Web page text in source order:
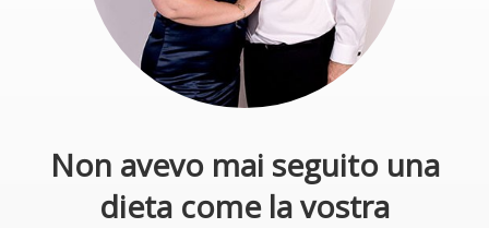
Non avevo mai seguito una
dieta come la vostra